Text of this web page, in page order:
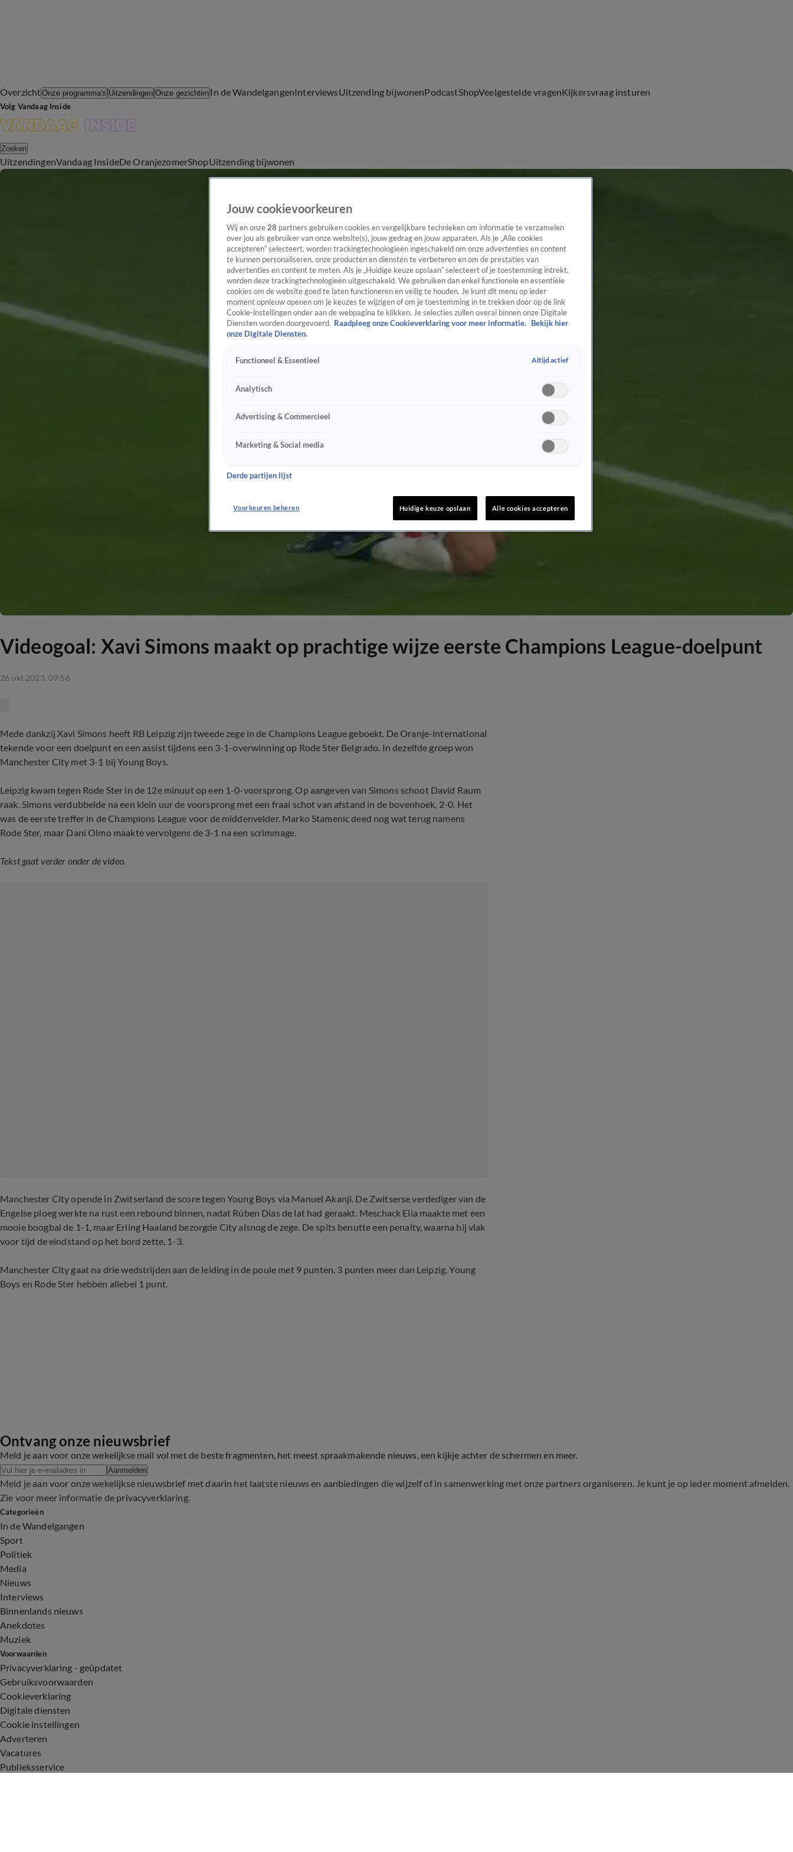
OverzichtOnze programma's Uitzendingen Onze gezichten In de WandelgangenInterviewsUitzending bijwonenPodcastShopVeelgestelde vragenKijkersvraag insturen
Volg Vandaag Inside
Zoeken
UitzendingenVandaag InsideDe OranjezomerShopUitzending bijwonen
Videogoal: Xavi Simons maakt op prachtige wijze eerste Champions League-doelpunt
26 okt 2023, 09:56
Mede dankzij Xavi Simons heeft RB Leipzig zijn tweede zege in de Champions League geboekt. De Oranje-international
tekende voor een doelpunt en een assist tijdens een 3-1-overwinning op Rode Ster Belgrado. In dezelfde groep won
Manchester City met 3-1 bij Young Boys.
Leipzig kwam tegen Rode Ster in de 12e minuut op een 1-0-voorsprong. Op aangeven van Simons schoot David Raum
raak. Simons verdubbelde na een klein uur de voorsprong met een fraai schot van afstand in de bovenhoek, 2-0. Het
was de eerste treffer in de Champions League voor de middenvelder. Marko Stamenic deed nog wat terug namens
Rode Ster, maar Dani Olmo maakte vervolgens de 3-1 na een scrimmage.
Tekst gaat verder onder de video.
Manchester City opende in Zwitserland de score tegen Young Boys via Manuel Akanji. De Zwitserse verdediger van de
Engelse ploeg werkte na rust een rebound binnen, nadat Rúben Dias de lat had geraakt. Meschack Elia maakte met een
mooie boogbal de 1-1, maar Erling Haaland bezorgde City alsnog de zege. De spits benutte een penalty, waarna hij vlak
voor tijd de eindstand op het bord zette, 1-3.
Manchester City gaat na drie wedstrijden aan de leiding in de poule met 9 punten, 3 punten meer dan Leipzig. Young
Boys en Rode Ster hebben allebei 1 punt.
Ontvang onze nieuwsbrief
Meld je aan voor onze wekelijkse mail vol met de beste fragmenten, het meest spraakmakende nieuws, een kijkje achter de schermen en meer.
Aanmelden
Meld je aan voor onze wekelijkse nieuwsbrief met daarin het laatste nieuws en aanbiedingen die wijzelf of in samenwerking met onze partners organiseren. Je kunt je op ieder moment afmelden.
Zie voor meer informatie de privacyverklaring.
Categorieën
In de Wandelgangen
Sport
Politiek
Media
Nieuws
Interviews
Binnenlands nieuws
Anekdotes
Muziek
Voorwaarden
Privacyverklaring - geüpdatet
Gebruiksvoorwaarden
Cookieverklaring
Digitale diensten
Cookie instellingen
Adverteren
Vacatures
Publieksservice
Jouw cookievoorkeuren
Wij en onze 28 partners gebruiken cookies en vergelijkbare technieken om informatie te verzamelen
over jou als gebruiker van onze website(s), jouw gedrag en jouw apparaten. Als je „Alle cookies
accepteren” selecteert, worden trackingtechnologieën ingeschakeld om onze advertenties en content
te kunnen personaliseren, onze producten en diensten te verbeteren en om de prestaties van
advertenties en content te meten. Als je „Huidige keuze opslaan” selecteert of je toestemming intrekt,
worden deze trackingtechnologieën uitgeschakeld. We gebruiken dan enkel functionele en essentiële
cookies om de website goed te laten functioneren en veilig te houden. Je kunt dit menu op ieder
moment opnieuw openen om je keuzes te wijzigen of om je toestemming in te trekken door op de link
Cookie-instellingen onder aan de webpagina te klikken. Je selecties zullen overal binnen onze Digitale
Diensten worden doorgevoerd. Raadpleeg onze Cookieverklaring voor meer informatie.
Bekijk hier
onze Digitale Diensten.
Functioneel & Essentieel Altijd actief
Analytisch
Advertising & Commercieel
Marketing & Social media
Derde partijen lijst
Voorkeuren beheren Huidige keuze opslaan Alle cookies accepteren